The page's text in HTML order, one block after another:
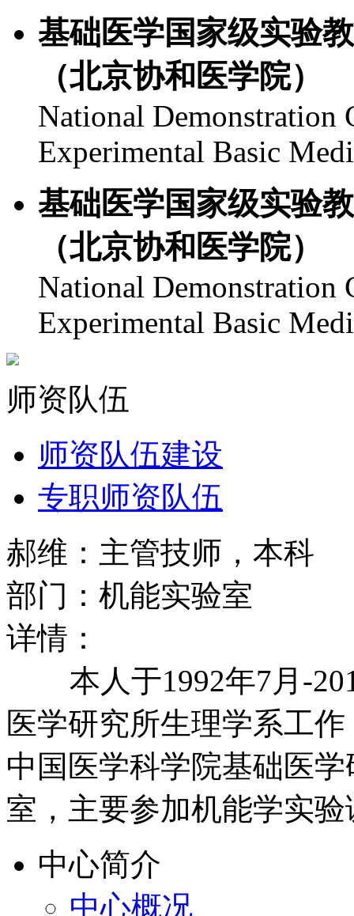
基础医学国家级实验
（北京协和医学院）
National Demonstration
Experimental Basic
基础医学国家级实验
（北京协和医学院）
National Demonstration
Experimental Basic
师资队伍
师资队伍建设
专职师资队伍
郝维：主管技师，本科
部门：机能实验室
详情：
本人于1992年7月-
医学研究所生理学系工
中国医学科学院基础医
室，主要参加机能学实
中心简介
中心概况